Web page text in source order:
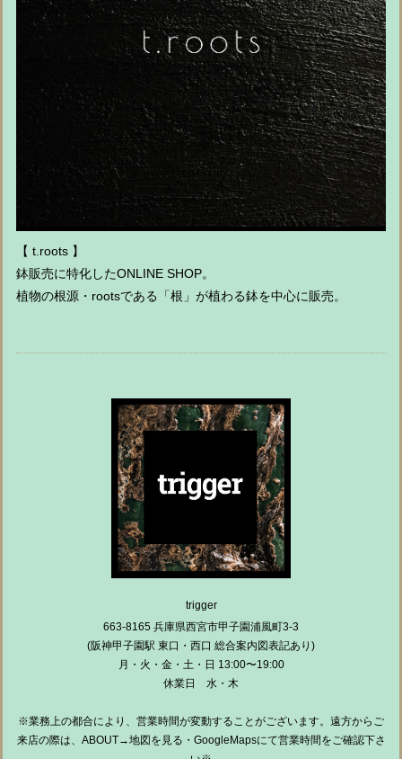
【 t.roots 】
鉢販売に特化したONLINE SHOP。
植物の根源・rootsである「根」が植わる鉢を中心に販売。
trigger
663-8165 兵庫県西宮市甲子園浦風町3-3
(阪神甲子園駅 東口・西口 総合案内図表記あり)
月・火・金・土・日 13:00〜19:00
休業日 水・木
※業務上の都合により、営業時間が変動することがございます。遠方からご
来店の際は、ABOUT→地図を見る・GoogleMapsにて営業時間をご確認下さ